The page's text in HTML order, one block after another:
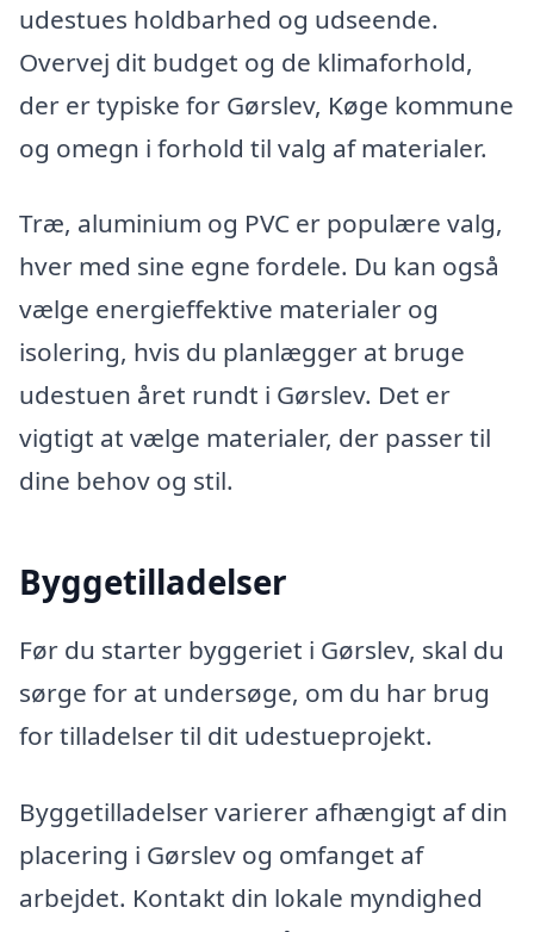
udestues holdbarhed og udseende.
Overvej dit budget og de klimaforhold,
der er typiske for Gørslev, Køge kommune
og omegn i forhold til valg af materialer.
Træ, aluminium og PVC er populære valg,
hver med sine egne fordele. Du kan også
vælge energieffektive materialer og
isolering, hvis du planlægger at bruge
udestuen året rundt i Gørslev. Det er
vigtigt at vælge materialer, der passer til
dine behov og stil.
Byggetilladelser
Før du starter byggeriet i Gørslev, skal du
sørge for at undersøge, om du har brug
for tilladelser til dit udestueprojekt.
Byggetilladelser varierer afhængigt af din
placering i Gørslev og omfanget af
arbejdet. Kontakt din lokale myndighed